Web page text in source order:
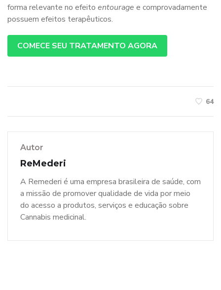
forma relevante no efeito entourage e comprovadamente
possuem efeitos terapêuticos.
COMECE SEU TRATAMENTO AGORA
64
Autor
ReMederi
A Remederi é uma empresa brasileira de saúde, com
a missão de promover qualidade de vida por meio
do acesso a produtos, serviços e educação sobre
Cannabis medicinal.